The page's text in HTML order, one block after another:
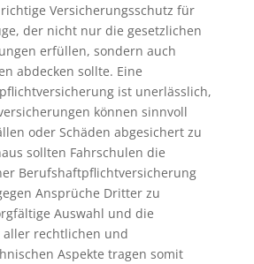
Versicherungsschutz für
der nicht nur die gesetzlichen
erfüllen, sondern auch
abdecken sollte. Eine
ist unerlässlich,
können sinnvoll
oder Schäden abgesichert zu
sollten Fahrschulen die
Berufshaftpflichtversicherung
Ansprüche Dritter zu
Auswahl und die
aller rechtlichen und
Aspekte tragen somit